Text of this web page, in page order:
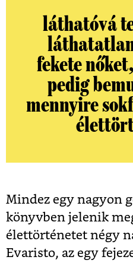
láthatóvá
fekete
pedig
mennyire
Mindez egy nagyon
könyvben jelenik
élettörténetet négy
Evaristo, az egy